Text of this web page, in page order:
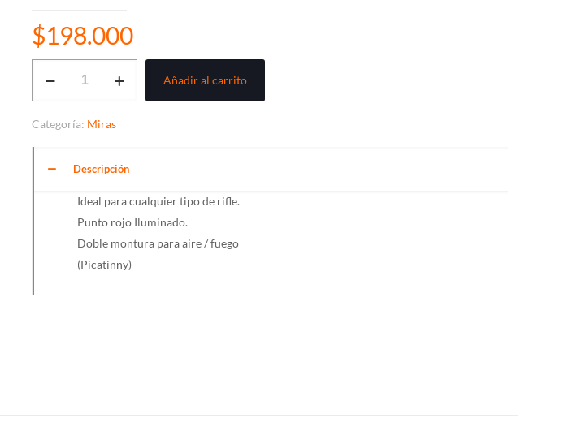
$198.000
VBRD30
Añadir al carrito
Categoría: Miras
Descripción
Ideal para cualquier tipo de rifle.
Punto rojo Iluminado.
Doble montura para aire / fuego
(Picatinny)